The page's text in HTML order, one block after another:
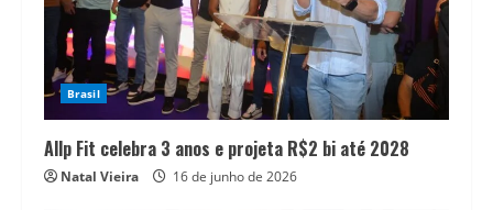
Brasil
Allp Fit celebra 3 anos e projeta R$2 bi até 2028
Natal Vieira 16 de junho de 2026